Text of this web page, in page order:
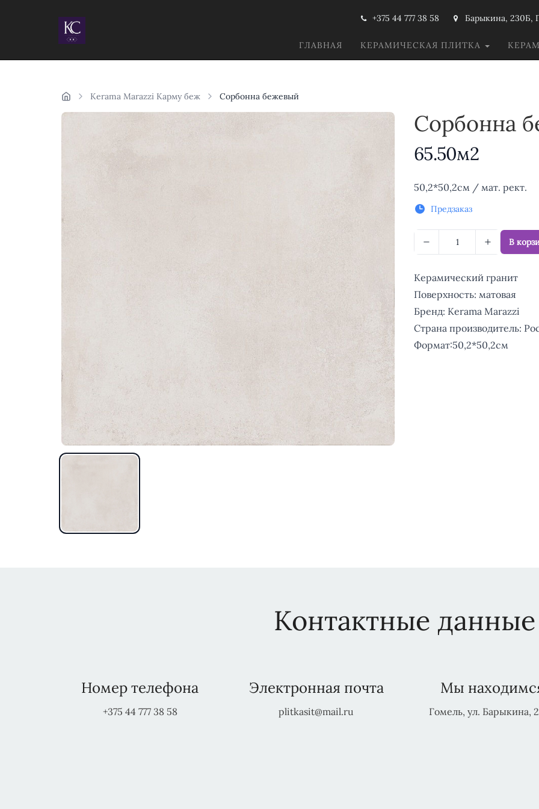
+375 44 777 38 58 Барыкина, 230Б,
ГЛАВНАЯ КЕРАМИЧЕСКАЯ ПЛИТКА
Kerama Marazzi Карму беж Сорбонна бежевый
Сорбонна
65.50м2
Описание
50,2*50,2см / мат. рект.
Предзаказ
В
Керамический гранит
Поверхность: матовая
Бренд: Kerama Marazzi
Страна производитель:
Формат:50,2*50,2см
Контактные данные
Номер телефона
+375 44 777 38 58
Электронная почта
plitkasit@mail.ru
Мы
Гомель, ул. Барыкина,